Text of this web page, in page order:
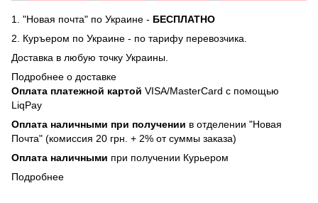
1. "Новая почта" по Украине - БЕСПЛАТНО
2. Куръером по Украине - по тарифу перевозчика.
Доставка в любую точку Украины.
Подробнее о доставке
Оплата платежной картой VISA/MasterCard с помощью
LiqPay
Оплата наличными при получении в отделении "Новая
Почта" (комиссия 20 грн. + 2% от суммы заказа)
Оплата наличными при получении Курьером
Подробнее